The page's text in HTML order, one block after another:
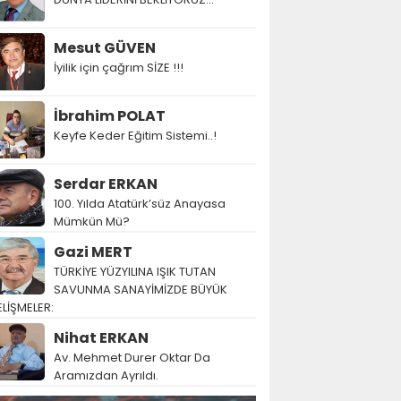
Mesut GÜVEN
İyilik için çağrım SİZE !!!
İbrahim POLAT
Keyfe Keder Eğitim Sistemi..!
Serdar ERKAN
100. Yılda Atatürk’süz Anayasa
Mümkün Mü?
Gazi MERT
TÜRKİYE YÜZYILINA IŞIK TUTAN
SAVUNMA SANAYİMİZDE BÜYÜK
Nihat ERKAN
Av. Mehmet Durer Oktar Da
Aramızdan Ayrıldı.